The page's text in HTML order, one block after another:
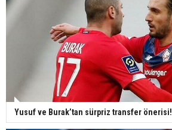
Yusuf ve Burak’tan sürpriz transfer önerisi!